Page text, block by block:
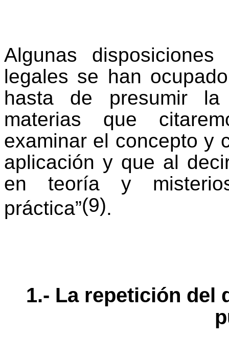
Algunas
legales se han
hasta de presumir
materias que
examinar el concepto y
aplicación y que al
en teoría y
práctica”(9).
1.- La repetición del